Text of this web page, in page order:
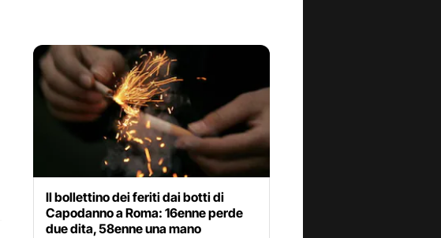
Il bollettino dei feriti dai botti di
Capodanno a Roma: 16enne perde
due dita, 58enne una mano